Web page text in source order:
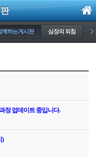
께하는게시판 심장의 외침 >
정 업데이트 중입니다.
)